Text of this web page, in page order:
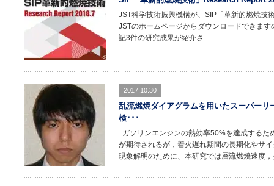
JST科学技術振興機構が、SIP「革新的燃焼
JSTのホームページからダウンロードできま
記3件の研究成果が紹介さ
2017.10.30
乱流燃焼ダイアグラムを用いたスーパー
検･･･
ガソリンエンジンの熱効率50%を達成する
が期待されるが，着火遅れ期間の長期化やサ
現象解明のために、本研究では層流燃焼速度